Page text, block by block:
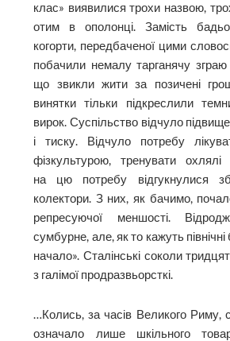
клас» виявилися трохи назвою,
отим в ополонці. Замість
когорти, передбаченої цими
побачили немалу тарганячу
що звикли жити за позичені
винятки тільки підкреслили
вирок. Суспільство відчуло
і тиску. Відчуло потребу
фізкультурою, тренувати
на цю потребу відгукнулися
колектори. З них, як бачимо,
репресуючої меншості.
сумбурне, але, як то кажуть
начало». Сталінські соколи
з галімої продразвьорсткі.
…Колись, за часів Великого Риму,
означало лише шкільного